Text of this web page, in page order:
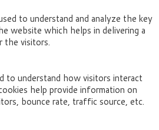
to understand and analyze the key
website which helps in delivering a
the visitors.
to understand how visitors interact
help provide information on
bounce rate, traffic source, etc.